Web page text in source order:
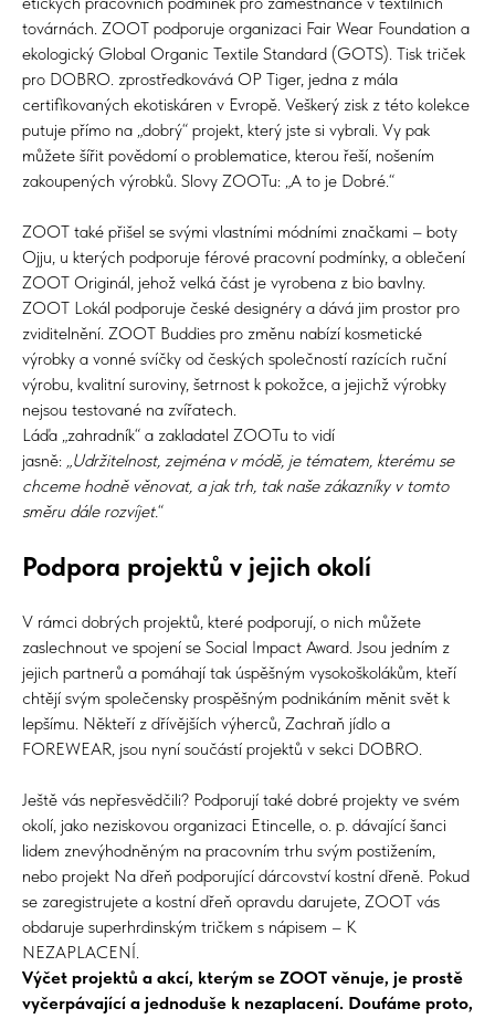
továrnách. ZOOT podporuje organizaci Fair Wear Foundation a
ekologický Global Organic Textile Standard (GOTS). Tisk triček
pro DOBRO. zprostředkovává OP Tiger, jedna z mála
certifikovaných ekotiskáren v Evropě. Veškerý zisk z této kolekce
putuje přímo na „dobrý“ projekt, který jste si vybrali. Vy pak
můžete šířit povědomí o problematice, kterou řeší, nošením
zakoupených výrobků. Slovy ZOOTu: „A to je Dobré.“
ZOOT také přišel se svými vlastními módními značkami – boty
Ojju, u kterých podporuje férové pracovní podmínky, a oblečení
ZOOT Originál, jehož velká část je vyrobena z bio bavlny.
ZOOT Lokál podporuje české designéry a dává jim prostor pro
zviditelnění. ZOOT Buddies pro změnu nabízí kosmetické
výrobky a vonné svíčky od českých společností razících ruční
výrobu, kvalitní suroviny, šetrnost k pokožce, a jejichž výrobky
nejsou testované na zvířatech.
Láďa „zahradník“ a zakladatel ZOOTu to vidí
jasně: „Udržitelnost, zejména v módě, je tématem, kterému se
chceme hodně věnovat, a jak trh, tak naše zákazníky v tomto
směru dále rozvíjet.“
Podpora projektů v jejich okolí
V rámci dobrých projektů, které podporují, o nich můžete
zaslechnout ve spojení se Social Impact Award. Jsou jedním z
jejich partnerů a pomáhají tak úspěšným vysokoškolákům, kteří
chtějí svým společensky prospěšným podnikáním měnit svět k
lepšímu. Někteří z dřívějších výherců, Zachraň jídlo a
FOREWEAR, jsou nyní součástí projektů v sekci DOBRO.
Ještě vás nepřesvědčili? Podporují také dobré projekty ve svém
okolí, jako neziskovou organizaci Etincelle, o. p. dávající šanci
lidem znevýhodněným na pracovním trhu svým postižením,
nebo projekt Na dřeň podporující dárcovství kostní dřeně. Pokud
se zaregistrujete a kostní dřeň opravdu darujete, ZOOT vás
obdaruje superhrdinským tričkem s nápisem – K
NEZAPLACENÍ.
Výčet projektů a akcí, kterým se ZOOT věnuje, je prostě
vyčerpávající a jednoduše k nezaplacení. Doufáme proto,